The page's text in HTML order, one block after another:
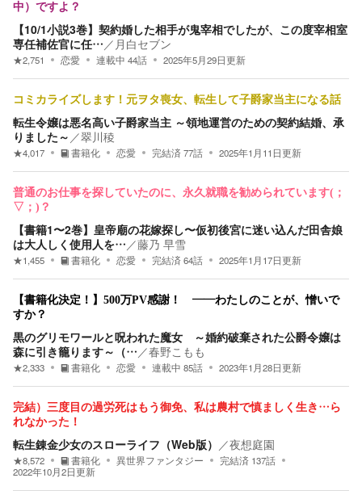
中）ですよ？
【10/1小説3巻】契約婚した相手が鬼宰相でしたが、この度宰相室
専任補佐官に任…／ 月白セブン
★2,751 恋愛 連載中 44話 2025年5月29日更新
コミカライズします！元ヲタ喪女、転生して子爵家当主になる話
転生令嬢は悪名高い子爵家当主 ～領地運営のための契約結婚、承
りました～ ／翠川稜
★4,017 書籍化 恋愛 完結済 77話 2025年1月11日更新
普通のお仕事を探していたのに、永久就職を勧められています(；
▽；)？
【書籍1〜2巻】皇帝廟の花嫁探し〜仮初後宮に迷い込んだ田舎娘
は大人しく使用人を…／藤乃 早雪
★1,455 書籍化 恋愛 完結済 64話 2025年1月17日更新
【書籍化決定！】500万PV感謝！ ――わたしのことが、憎いで
すか？
黒のグリモワールと呪われた魔女 ～婚約破棄された公爵令嬢は
森に引き籠ります～（…／春野こもも
★2,333 書籍化 恋愛 連載中 85話 2023年1月28日更新
完結）三度目の過労死はもう御免、私は農村で慎ましく生き…ら
れなかった！
転生錬金少女のスローライフ（Web版） ／夜想庭園
★8,572 書籍化 異世界ファンタジー 完結済 137話
2022年10月2日更新